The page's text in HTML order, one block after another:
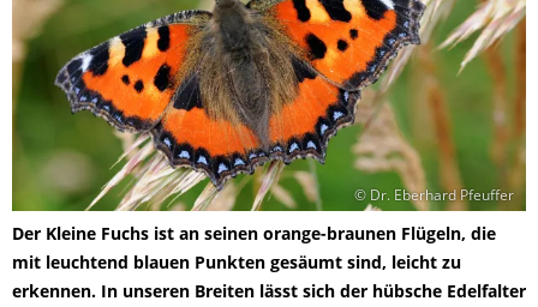
© Dr. Eberhard Pfeuffer
Der Kleine Fuchs ist an seinen orange-braunen Flügeln, die
mit leuchtend blauen Punkten gesäumt sind, leicht zu
erkennen. In unseren Breiten lässt sich der hübsche Edelfalter